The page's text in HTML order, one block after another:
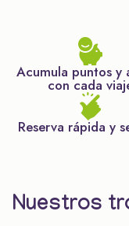
Acumula puntos y
con cada
Reserva rápida y
Nuestros